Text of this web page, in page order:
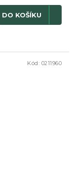
DO KOŠÍKU
Kód: 0211960